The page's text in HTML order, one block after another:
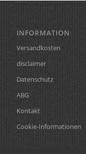
INFORMATION
Versandkosten
disclaimer
Datenschutz
ABG
Kontakt
Cookie-Informationen